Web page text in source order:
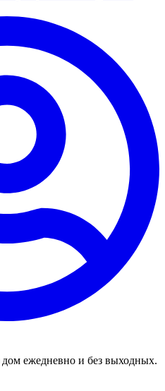
ежедневно и без выходных.